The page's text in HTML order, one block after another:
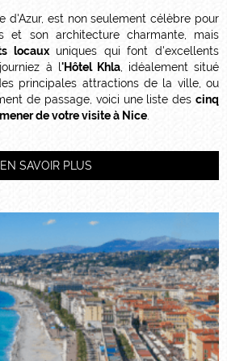
d'Azur, est non seulement célèbre pour
et son architecture charmante, mais
locauxuniques qui font d'excellents
à l'Hôtel Khla, idéalement situé
principales attractions de la ville, ou
de passage, voici une liste des cinq
de votre visite à Nice
EN SAVOIR PLUS